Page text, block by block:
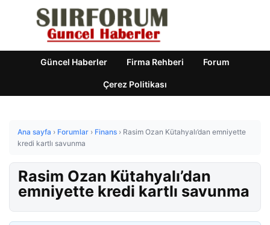
Güncel Haberler Firma Rehberi Forum
Çerez Politikası
Ana sayfa › Forumlar › Finans › Rasim Ozan Kütahyalı’dan emniyette
kredi kartlı savunma
Rasim Ozan Kütahyalı’dan
emniyette kredi kartlı savunma